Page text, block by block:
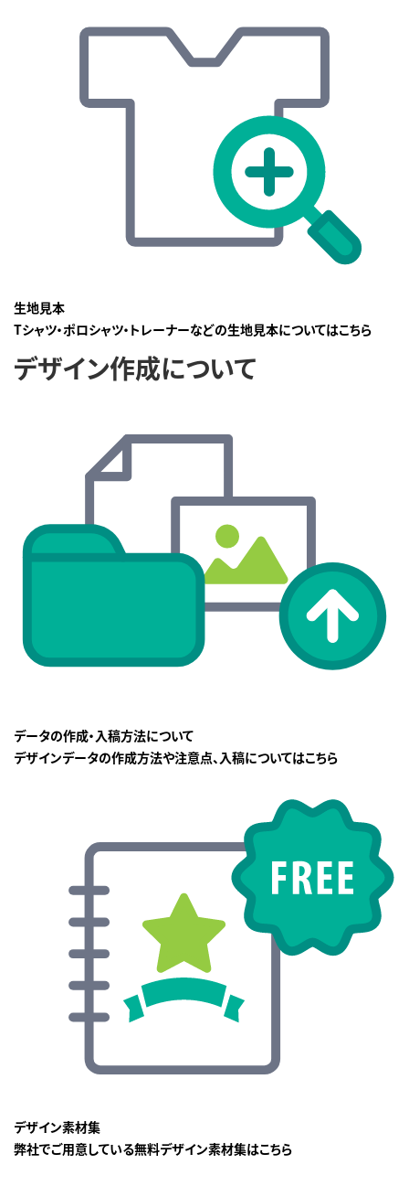
生地見本
Tシャツ・ポロシャツ・トレーナーなどの生地見本についてはこちら
デザイン作成について
データの作成・入稿方法について
デザインデータの作成方法や注意点、入稿についてはこちら
デザイン素材集
弊社でご用意している無料デザイン素材集はこちら